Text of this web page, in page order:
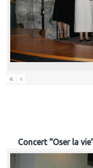
« ‹
Concert “Oser la